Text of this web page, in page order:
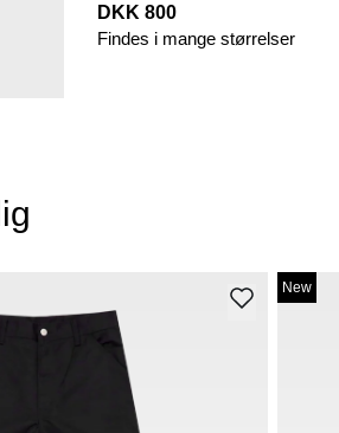
DKK 800
Findes i mange størrelser
New